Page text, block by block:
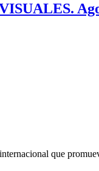
que